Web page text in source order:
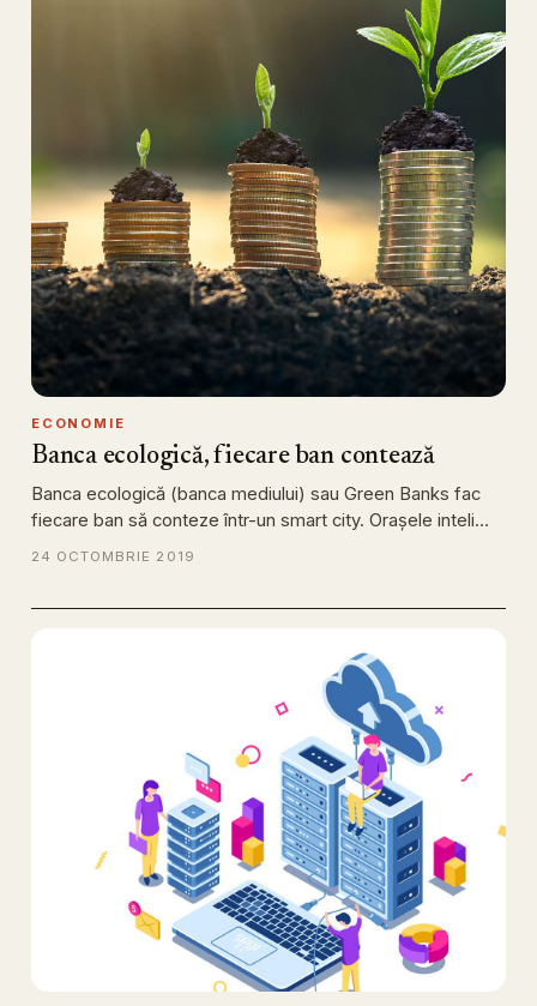
ECONOMIE
Banca ecologică, fiecare ban contează
Banca ecologică (banca mediului) sau Green Banks fac
fiecare ban să conteze într-un smart city. Orașele inteli…
24 OCTOMBRIE 2019